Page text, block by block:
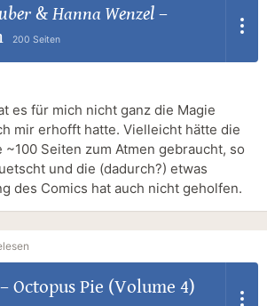
& Hanna Wenzel–
200 Seiten
es für mich nicht ganz die Magie
mir erhofft hatte. Vielleicht hätte die
Seiten zum Atmen gebraucht, so
und die (dadurch?) etwas
des Comics hat auch nicht geholfen.
– Octopus Pie (Volume 4)